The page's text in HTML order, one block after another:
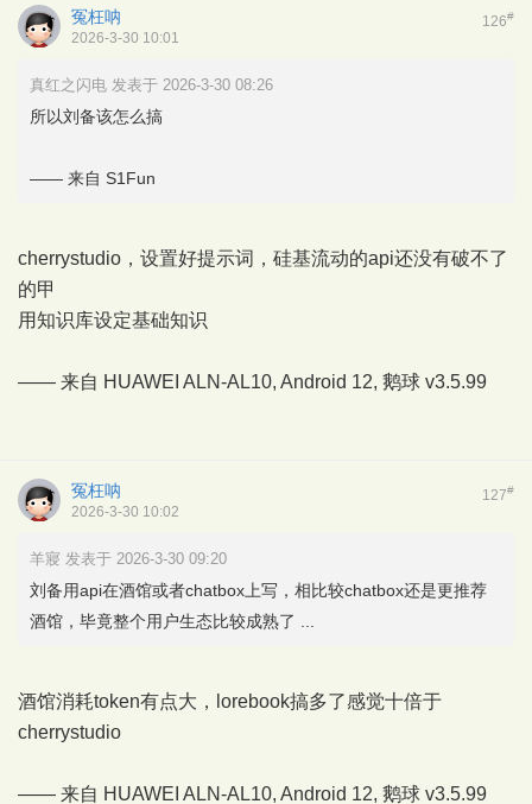
126#
冤枉呐
2026-3-30 10:01
真红之闪电 发表于 2026-3-30 08:26
所以刘备该怎么搞
—— 来自 S1Fun
cherrystudio，设置好提示词，硅基流动的api还没有破不了
的甲
用知识库设定基础知识
—— 来自 HUAWEI ALN-AL10, Android 12, 鹅球 v3.5.99
127#
冤枉呐
2026-3-30 10:02
羊寢 发表于 2026-3-30 09:20
刘备用api在酒馆或者chatbox上写，相比较chatbox还是更推荐
酒馆，毕竟整个用户生态比较成熟了 ...
酒馆消耗token有点大，lorebook搞多了感觉十倍于
cherrystudio
—— 来自 HUAWEI ALN-AL10, Android 12, 鹅球 v3.5.99